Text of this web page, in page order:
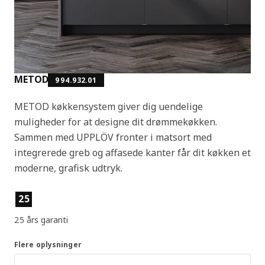
METOD 994.932.01
METOD køkkensystem giver dig uendelige
muligheder for at designe dit drømmekøkken.
Sammen med UPPLÖV fronter i matsort med
integrerede greb og affasede kanter får dit køkken et
moderne, grafisk udtryk.
Produktfunktioner
25
25 års garanti
Flere oplysninger